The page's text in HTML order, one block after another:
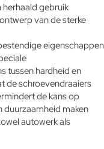
gebruik
van de sterke
eigenschappen
tussen hardheid en
de schroevendraaiers
de kans op
maken
autowerk als